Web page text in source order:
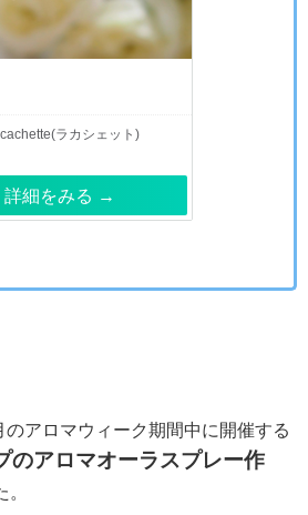
cachette(ラカシェット)
詳細をみる →
アロマウィーク期間中に開催する
のアロマオーラスプレー作